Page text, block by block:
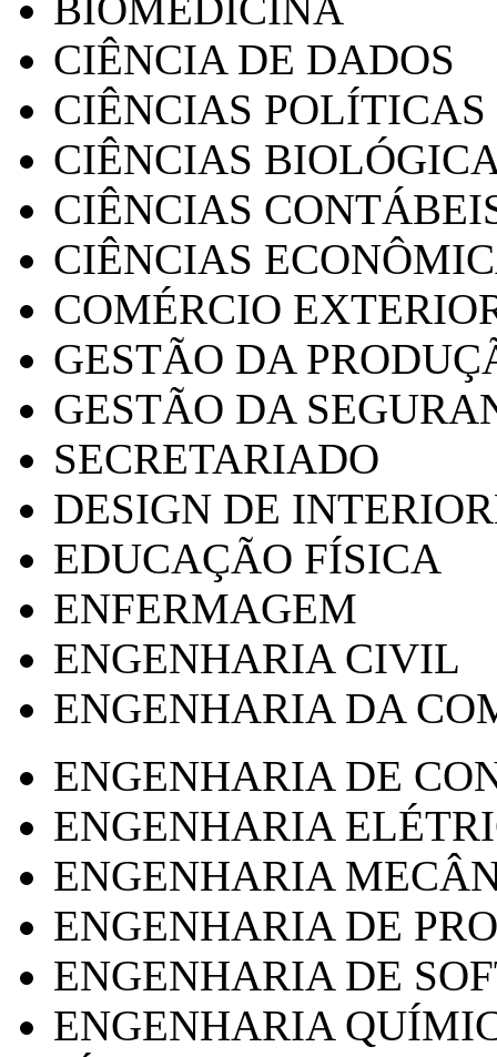
CIÊNCIA DE DADOS
CIÊNCIAS POLÍTICAS
CIÊNCIAS
CIÊNCIAS
CIÊNCIAS
COMÉRCIO
GESTÃO DA
GESTÃO DA
SECRETARIADO
DESIGN DE
EDUCAÇÃO FÍSICA
ENFERMAGEM
ENGENHARIA CIVIL
ENGENHARIA DA
ENGENHARIA DE
ENGENHARIA
ENGENHARIA
ENGENHARIA DE
ENGENHARIA DE
ENGENHARIA